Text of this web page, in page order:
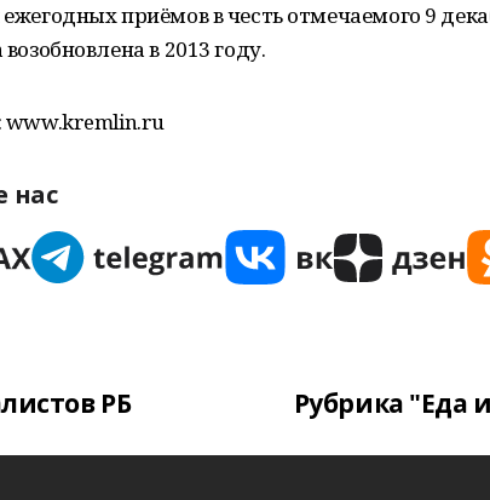
приёмов в честь отмечаемого 9
в 2013 году.
www.kremlin.ru
нас
РБ Рубрика "Еда